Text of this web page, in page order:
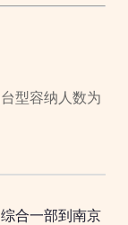
型容纳人数为
合一部到南京